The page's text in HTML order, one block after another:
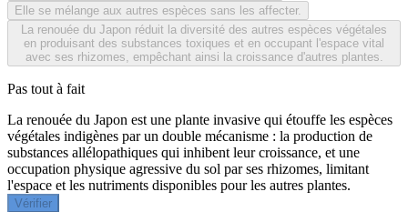
Elle se mélange aux autres espèces sans les affecter.
La renouée du Japon réduit la diversité des autres espèces végétales
en produisant des substances toxiques et en occupant l'espace vital
avec ses rhizomes, empêchant ainsi la croissance d'autres plantes.
Pas tout à fait
La renouée du Japon est une plante invasive qui étouffe les espèces
végétales indigènes par un double mécanisme : la production de
substances allélopathiques qui inhibent leur croissance, et une
occupation physique agressive du sol par ses rhizomes, limitant
l'espace et les nutriments disponibles pour les autres plantes.
Vérifier